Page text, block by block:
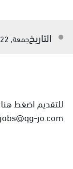
التاريخجمعة, 06/03/2022 - 10:49
للتقديم اضغط
jobs@qg-jo.com